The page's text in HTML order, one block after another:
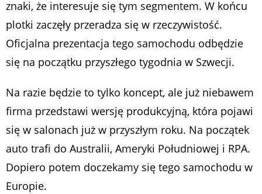
znaki, że interesuje się tym segmentem. W końcu
plotki zaczęły przeradza się w rzeczywistość.
Oficjalna prezentacja tego samochodu odbędzie
się na początku przyszłego tygodnia w Szwecji.
Na razie będzie to tylko koncept, ale już niebawem
firma przedstawi wersję produkcyjną, która pojawi
się w salonach już w przyszłym roku. Na początek
auto trafi do Australii, Ameryki Południowej i RPA.
Dopiero potem doczekamy się tego samochodu w
Europie.